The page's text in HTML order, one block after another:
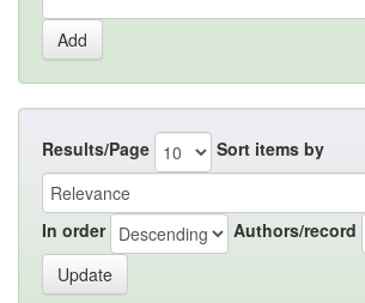
Results/Page Sort items by
In order Authors/record